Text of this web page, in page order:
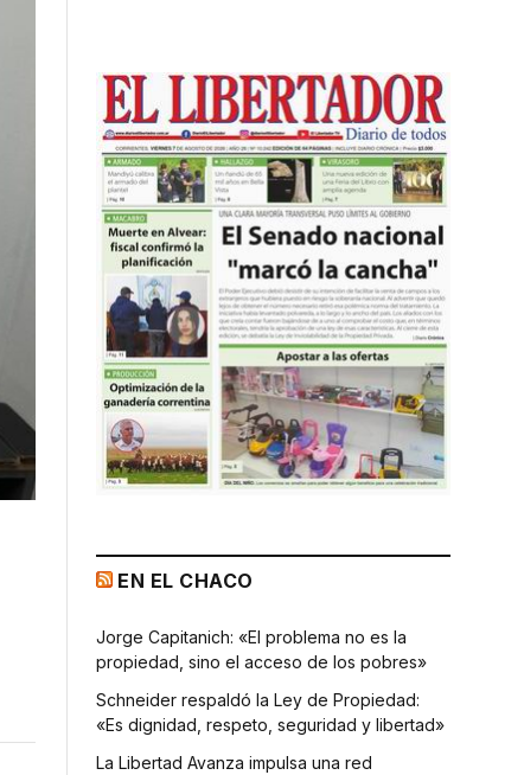
EN EL CHACO
Jorge Capitanich: «El problema no es la
propiedad, sino el acceso de los pobres»
Schneider respaldó la Ley de Propiedad:
«Es dignidad, respeto, seguridad y libertad»
La Libertad Avanza impulsa una red